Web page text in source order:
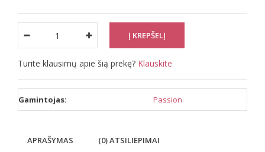
Turite klausimų apie šią prekę? Klauskite
Gamintojas: Passion
APRAŠYMAS (0) ATSILIEPIMAI